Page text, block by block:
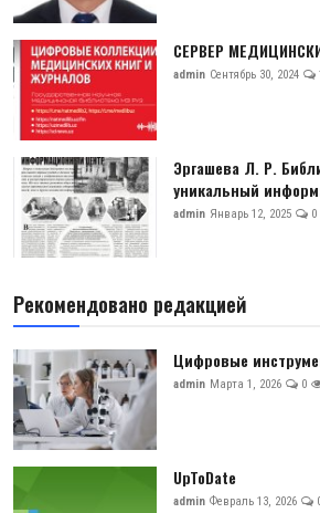
СЕРВЕР
admin Сентябрь 30, 2024 1
Эргашева Л. Р.
уникальный
admin Январь 12, 2025 0
Рекомендовано редакцией
Цифровые
admin Марта 1, 2026 0
UpToDate
admin Февраль 13, 2026